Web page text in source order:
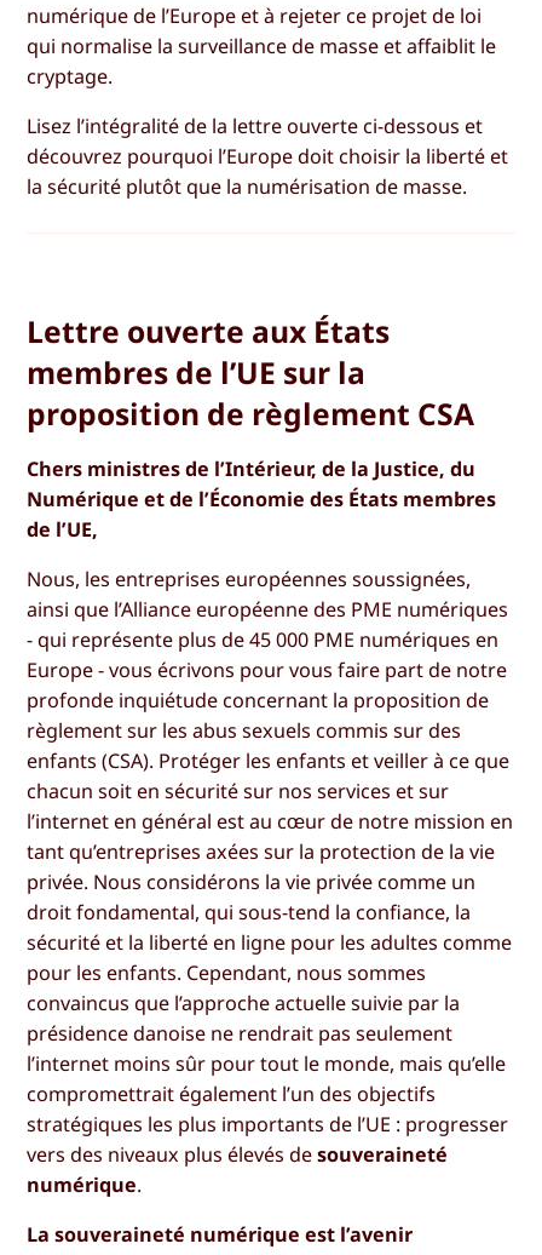
numérique de l’Europe et à rejeter ce projet de loi
qui normalise la surveillance de masse et affaiblit le
cryptage.
Lisez l’intégralité de la lettre ouverte ci-dessous et
découvrez pourquoi l’Europe doit choisir la liberté et
la sécurité plutôt que la numérisation de masse.
Lettre ouverte aux États
membres de l’UE sur la
proposition de règlement CSA
Chers ministres de l’Intérieur, de la Justice, du
Numérique et de l’Économie des États membres
de l’UE,
Nous, les entreprises européennes soussignées,
ainsi que l’Alliance européenne des PME numériques
- qui représente plus de 45 000 PME numériques en
Europe - vous écrivons pour vous faire part de notre
profonde inquiétude concernant la proposition de
règlement sur les abus sexuels commis sur des
enfants (CSA). Protéger les enfants et veiller à ce que
chacun soit en sécurité sur nos services et sur
l’internet en général est au cœur de notre mission en
tant qu’entreprises axées sur la protection de la vie
privée. Nous considérons la vie privée comme un
droit fondamental, qui sous-tend la confiance, la
sécurité et la liberté en ligne pour les adultes comme
pour les enfants. Cependant, nous sommes
convaincus que l’approche actuelle suivie par la
présidence danoise ne rendrait pas seulement
l’internet moins sûr pour tout le monde, mais qu’elle
compromettrait également l’un des objectifs
stratégiques les plus importants de l’UE : progresser
vers des niveaux plus élevés desouveraineté
numérique.
La souveraineté numérique est l’avenir